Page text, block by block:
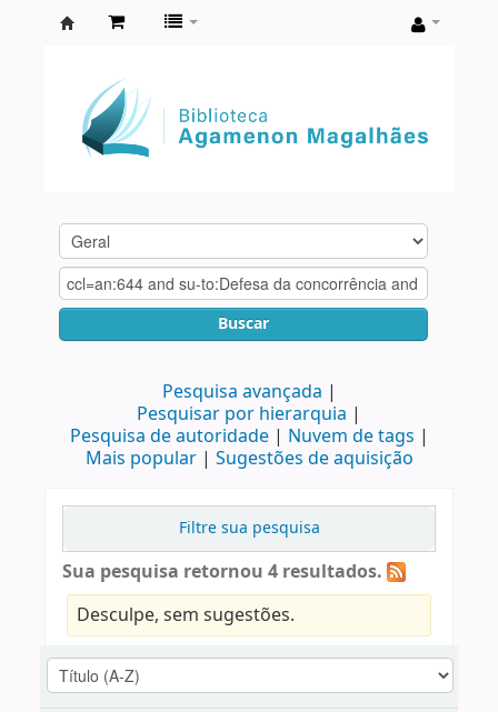
Agamenon
Magalhães
Buscar
Pesquisa avançada
Pesquisar por hierarquia
Pesquisa de autoridade
Nuvem de tags
Mais popular
Sugestões de aquisição
Filtre sua pesquisa
Sua pesquisa retornou 4 resultados.
Desculpe, sem sugestões.